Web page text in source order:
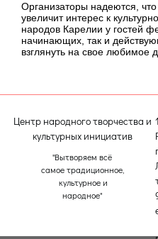
Организаторы надеются,
увеличит интерес к
народов Карелии у гостей
начинающих, так и
взглянуть на свое любимое
Центр народного творчества и
культурных инициатив
"Вытворяем всё
самое традиционное,
культурное и
народное"